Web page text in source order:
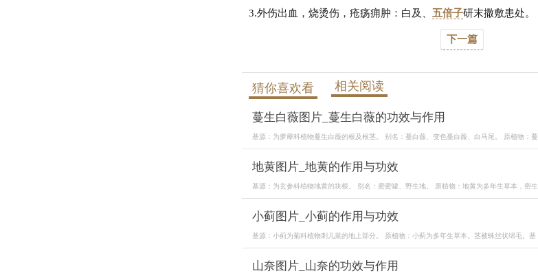
3.外伤出血，烧烫伤，疮疡痈肿：白及、 五倍子研末撒敷患处。
下一篇
猜你喜欢看 相关阅读
蔓生白薇图片_蔓生白薇的功效与作用
基源：为萝藦科植物蔓生白薇的根及根茎。 别名：蔓白薇、变色蔓白薇、白马尾。 原植物：蔓
地黄图片_地黄的作用与功效
基源：为玄参科植物地黄的块根。 别名：蜜蜜罐、野生地。 原植物：地黄为多年生草本，密生
小蓟图片_小蓟的作用与功效
基源：小蓟为菊科植物刺儿菜的地上部分。 原植物：小蓟为多年生草本。茎被蛛丝状绵毛。基
山奈图片_山奈的功效与作用